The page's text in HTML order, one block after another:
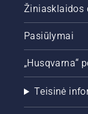
Žiniasklaidos
Pasiūlymai
„Husqvarna“
Teisinė